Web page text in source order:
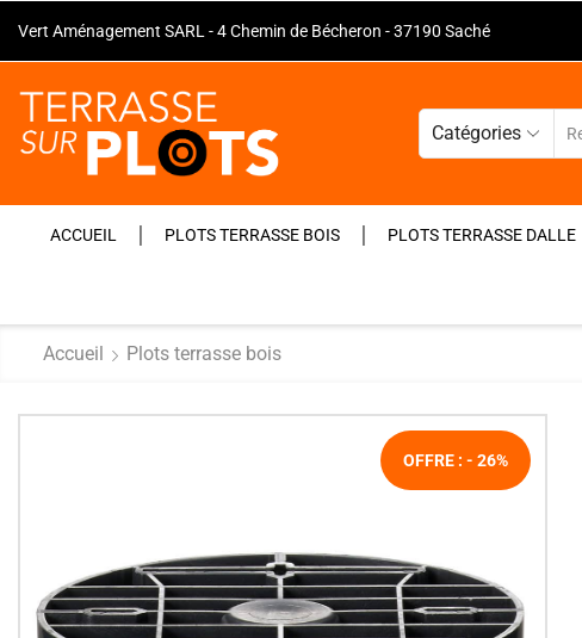
Vert Aménagement SARL - 4 Chemin de Bécheron - 37190 Saché
Catégories
ACCUEIL PLOTS TERRASSE BOIS PLOTS TERRASSE DALLE
Accueil Plots terrasse bois
OFFRE : - 26%